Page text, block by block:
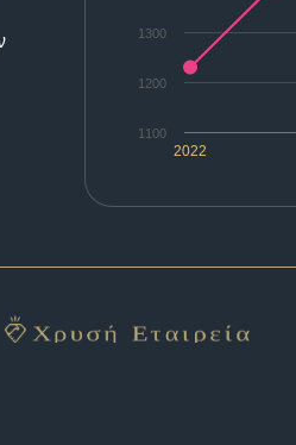
2022
1100
1200
1300